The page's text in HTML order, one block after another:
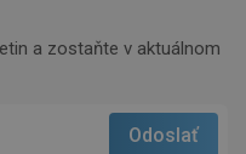
a zostaňte v aktuálnom